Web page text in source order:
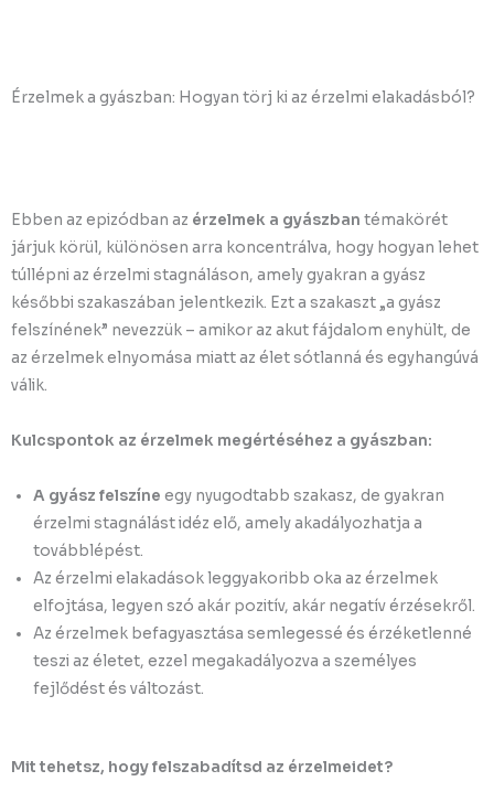
Érzelmek a gyászban: Hogyan törj ki az érzelmi elakadásból?
Ebben az epizódban az érzelmek a gyászban témakörét
járjuk körül, különösen arra koncentrálva, hogy hogyan lehet
túllépni az érzelmi stagnáláson, amely gyakran a gyász
későbbi szakaszában jelentkezik. Ezt a szakaszt „a gyász
felszínének” nevezzük – amikor az akut fájdalom enyhült, de
az érzelmek elnyomása miatt az élet sótlanná és egyhangúvá
válik.
Kulcspontok az érzelmek megértéséhez a gyászban:
A gyász felszíne egy nyugodtabb szakasz, de gyakran
érzelmi stagnálást idéz elő, amely akadályozhatja a
továbblépést.
Az érzelmi elakadások leggyakoribb oka az érzelmek
elfojtása, legyen szó akár pozitív, akár negatív érzésekről.
Az érzelmek befagyasztása semlegessé és érzéketlenné
teszi az életet, ezzel megakadályozva a személyes
fejlődést és változást.
Mit tehetsz, hogy felszabadítsd az érzelmeidet?